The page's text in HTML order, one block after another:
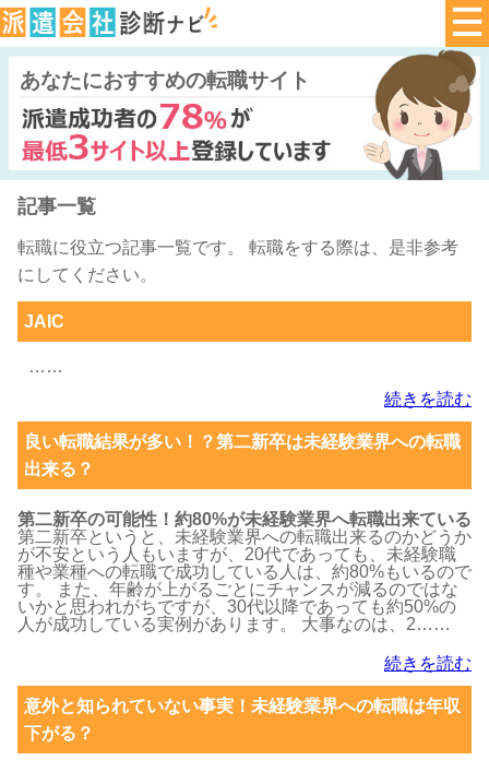
あなたにおすすめの転職サイト
記事一覧
転職に役立つ記事一覧です。 転職をする際は、是非参考
にしてください。
JAIC
……
続きを読む
良い転職結果が多い！？第二新卒は未経験業界への転職
出来る？
第二新卒の可能性！約80%が未経験業界へ転職出来ている
第二新卒というと、未経験業界への転職出来るのかどうか
が不安という人もいますが、20代であっても、未経験職
種や業種への転職で成功している人は、約80%もいるので
す。 また、年齢が上がるごとにチャンスが減るのではな
いかと思われがちですが、30代以降であっても約50%の
人が成功している実例があります。 大事なのは、2……
続きを読む
意外と知られていない事実！未経験業界への転職は年収
下がる？